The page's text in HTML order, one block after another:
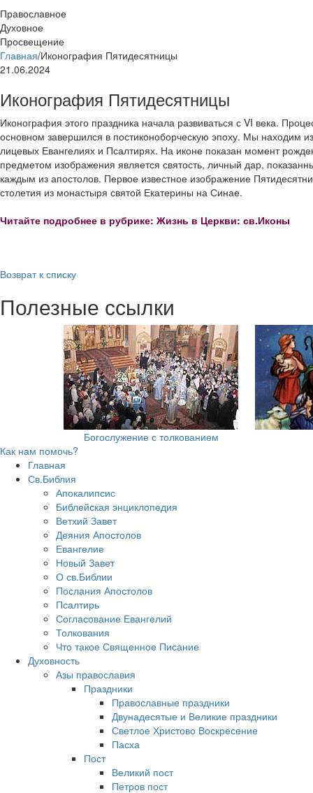
Православное
Духовное
Просвещение
Главная/Иконография Пятидесятницы
21.06.2024
Иконография Пятидесятницы
Иконография этого праздника начала развиваться с VI века.
основном завершился в постиконоборческую эпоху. Мы находим
лицевых Евангелиях и Псалтирях. На иконе показан момент
предметом изображения является святость, личный дар,
каждым из апостолов. Первое известное изображение
столетия из монастыря святой Екатерины на Синае.
Читайте подробнее в рубрике: Жизнь в Церкви: св.Иконы
Возврат к списку
Полезные ссылки
Богослужение с толкованием
Как нам помочь?
Главная
Св.Библия
Апокалипсис
Библейская энциклопедия
Ветхий Завет
Деяния Апостолов
Евангелие
Новый Завет
О св.Библии
Послания Апостолов
Псалтирь
Согласование Евангелий
Толкования
Что такое Священное Писание
Духовность
Азы православия
Праздники
Православные праздники
Двунадесятые и Великие праздники
Светлое Христово Воскресение
Пасха
Пост
Великий пост
Петров пост